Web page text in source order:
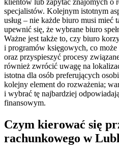
klientów lub zapytać znajomych o
specjalistów. Kolejnym istotnym
usług – nie każde biuro musi mieć
upewnić się, że wybrane biuro
Ważne jest także to, czy biuro
i programów księgowych, co może
oraz przyspieszyć procesy
również zwrócić uwagę na
istotna dla osób preferujących
kolejny element do rozważenia;
i wybrać tę najbardziej
finansowym.
Czym kierować się
rachunkowego w